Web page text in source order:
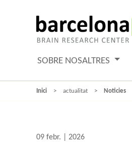
SOBRE NOSALTRES
Inici actualitat Noticies
09 febr. | 2026